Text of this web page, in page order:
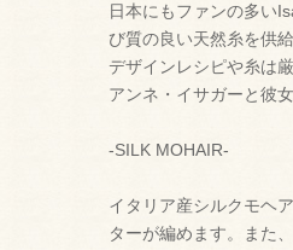
日本にもファンの多い
び質の良い天然糸を供
デザインレシピや糸は
アンネ・イサガーと彼
-SILK MOHAIR-
イタリア産シルクモヘ
ターが編めます。また